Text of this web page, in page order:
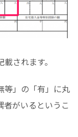
されます。
等」の「有」に丸
者がいるというこ